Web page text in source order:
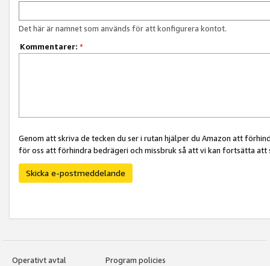
Det här är namnet som används för att konfigurera kontot.
Kommentarer: *
Genom att skriva de tecken du ser i rutan hjälper du Amazon att
för oss att förhindra bedrägeri och missbruk så att vi kan fortsätta
Skicka e-postmeddelande
Operativt avtal
Program policies